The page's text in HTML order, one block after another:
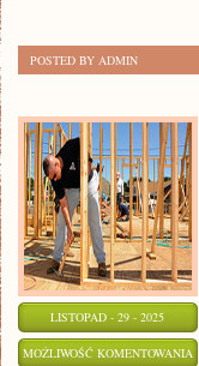
POSTED BY ADMIN
LISTOPAD - 29 - 2025
MOŻLIWOŚĆ KOMENTOWANIA